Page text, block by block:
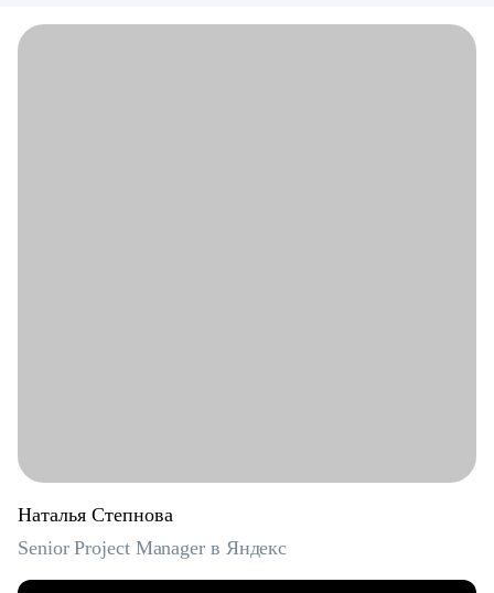
Наталья Степнова
Senior Project Manager в Яндекс